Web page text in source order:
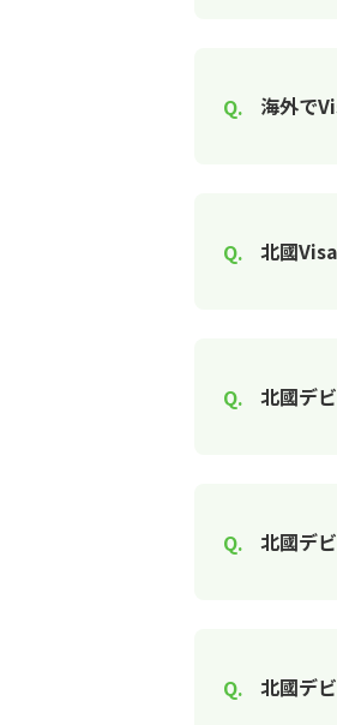
海外で
北國
北國デ
北國デ
北國デ